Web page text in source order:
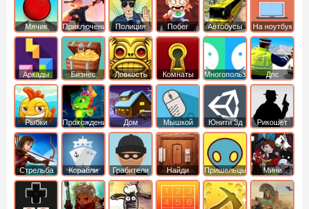
Мячик Приключения Полиция Побег Автобусы На ноутбук
Аркады
Бизнес
симуляторы
Ловкость Комнаты Многопользовательские
Дпс
Рыбки Прохождение Дом Мышкой Юнити 3д Рикошет
Cтрельба
из лука
Корабли Грабители
Найди
выход
Пришельцы Мини